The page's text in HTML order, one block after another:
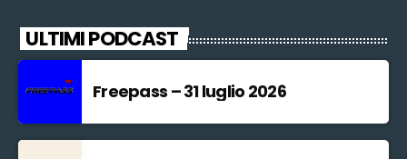
ULTIMI PODCAST
Freepass – 31 luglio 2026